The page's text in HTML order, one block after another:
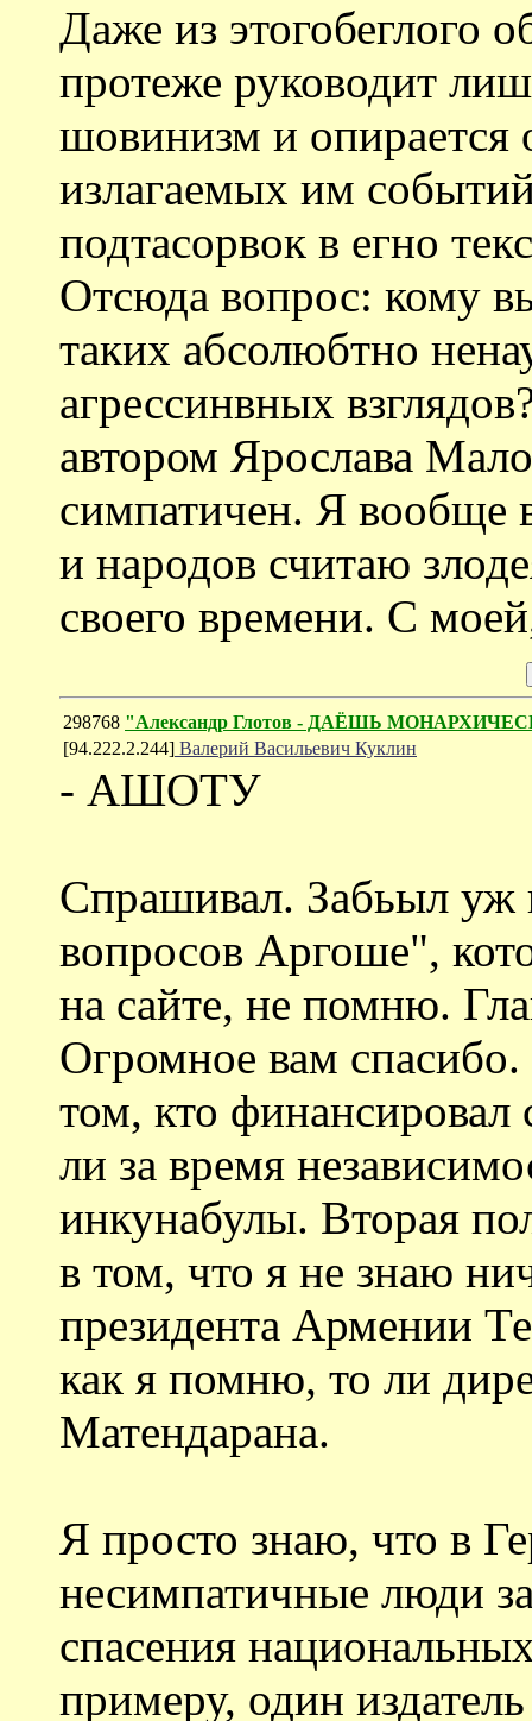
Даже из этогобеглого
протеже руководит
шовинизм и опирается
излагаемых им
подтасорвок в егно
Отсюда вопрос: кому
таких абсолюбтно
агрессинвных
автором Ярослава
симпатичен. Я вообще
и народов считаю
своего времени. С
298768 "Александр Глотов - ДАЁШЬ
[94.222.2.244] Валерий Васильевич Куклин
- АШОТУ
Спрашивал. Забьыл уж
вопросов Аргоше",
на сайте, не помню.
Огромное вам
том, кто финансировал
ли за время
инкунабулы. Вторая
в том, что я не знаю
президента Армении
как я помню, то ли
Матендарана.
Я просто знаю, что в
несимпатичные люди
спасения
примеру, один